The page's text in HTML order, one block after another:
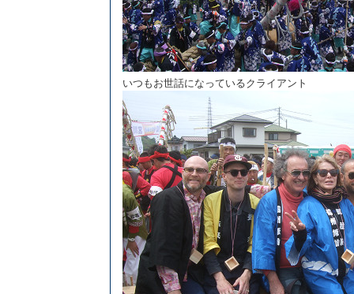
いつもお世話になっているクライアント